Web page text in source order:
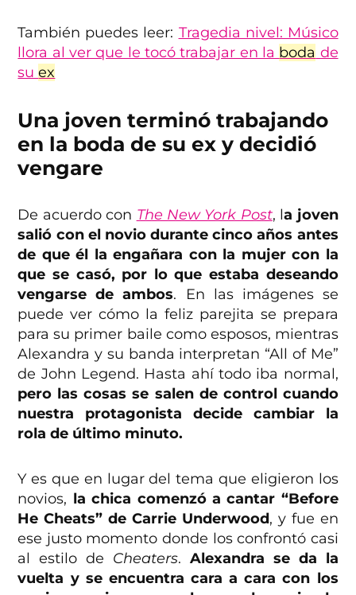
También puedes leer: Tragedia nivel: Músico
llora al ver que le tocó trabajar en la boda de
suex
Una joven terminó trabajando
en la boda de su ex y decidió
vengare
De acuerdo con The New York Post, la joven
salió con el novio durante cinco años antes
de que él la engañara con la mujer con la
que se casó, por lo que estaba deseando
vengarse de ambos. En las imágenes se
puede ver cómo la feliz parejita se prepara
para su primer baile como esposos, mientras
Alexandra y su banda interpretan “All of Me”
de John Legend. Hasta ahí todo iba normal,
pero las cosas se salen de control cuando
nuestra protagonista decide cambiar la
rola de último minuto.
Y es que en lugar del tema que eligieron los
novios, la chica comenzó a cantar “Before
He Cheats” de Carrie Underwood, y fue en
ese justo momento donde los confrontó casi
al estilo de Cheaters. Alexandra se da la
vuelta y se encuentra cara a cara con los